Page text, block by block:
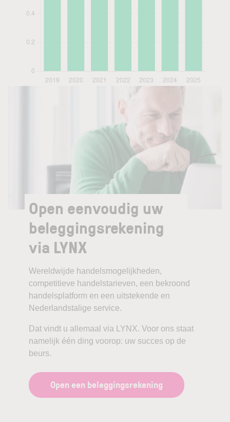
Open eenvoudig uw
beleggingsrekening
via LYNX
Wereldwijde handelsmogelijkheden,
competitieve handelstarieven, een bekroond
handelsplatform en een uitstekende en
Nederlandstalige service.
Dat vindt u allemaal via LYNX. Voor ons staat
namelijk één ding voorop: uw succes op de
beurs.
Open een beleggingsrekening